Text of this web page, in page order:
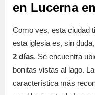
en Lucerna
Como ves, esta ciudad
esta iglesia es, sin
2 días. Se encuentra
bonitas vistas al lago.
característica más